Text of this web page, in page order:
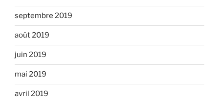
septembre 2019
août 2019
juin 2019
mai 2019
avril 2019